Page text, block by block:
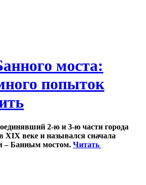
моста:
попыток
2-ю и 3-ю части города
XIX веке и назывался сначала
– Банным мостом. Читать